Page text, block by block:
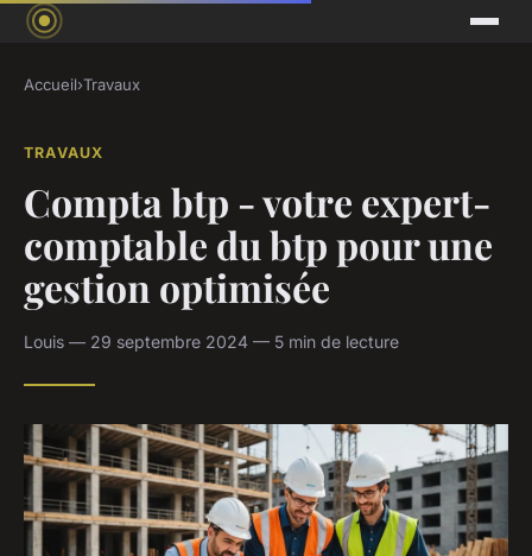
Accueil›Travaux
TRAVAUX
Compta btp - votre expert-
comptable du btp pour une
gestion optimisée
Louis — 29 septembre 2024 — 5 min de lecture